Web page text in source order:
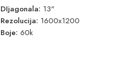
DIjagonala: 13"
Rezolucija: 1600x1200
Boje: 60k